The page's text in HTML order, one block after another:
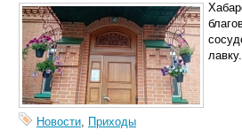
лавку.
Новости, Приходы